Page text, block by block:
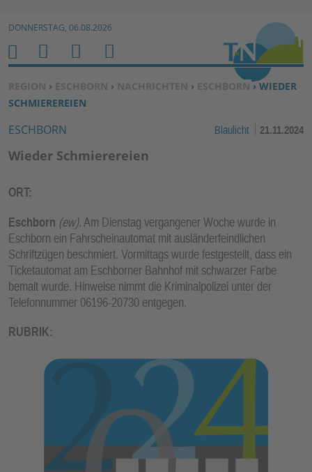
Zum Inhalt springen ↓
DONNERSTAG, 06.08.2026
SIE BEFINDEN SICH HIER:
REGION › ESCHBORN › NACHRICHTEN › ESCHBORN› WIEDER
SCHMIEREREIEN
ESCHBORN Blaulicht 21.11.2024
Wieder Schmierereien
ORT:
Eschborn (ew). Am Dienstag vergangener Woche wurde in
Eschborn ein Fahrscheinautomat mit ausländerfeindlichen
Schriftzügen beschmiert. Vormittags wurde festgestellt, dass ein
Ticketautomat am Eschborner Bahnhof mit schwarzer Farbe
bemalt wurde. Hinweise nimmt die Kriminalpolizei unter der
Telefonnummer 06196-20730 entgegen.
RUBRIK:
H
O
M
E
M
E
N
U
S
U
C
N
B
E
Z
U
N
K
TI
O
N